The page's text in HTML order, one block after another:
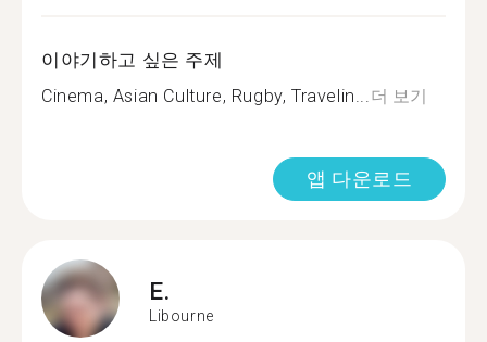
이야기하고 싶은 주제
Cinema, Asian Culture, Rugby, Travelin...더 보기
앱 다운로드
E.
Libourne